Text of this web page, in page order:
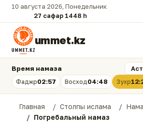
10 августа 2026, Понедельник
27 сафар 1448 һ.
ummet.kz
Время намаза
Фаджр02:57 Восход04:48 Зухр
Главная Столпы ислама
Погребальный намаз